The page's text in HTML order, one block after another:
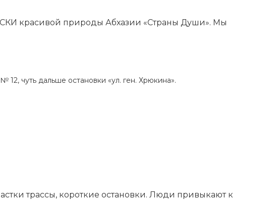
красивой природы Абхазии «Страны Души». Мы
12, чуть дальше остановки «ул. ген. Хрюкина».
трассы, короткие остановки. Люди привыкают к